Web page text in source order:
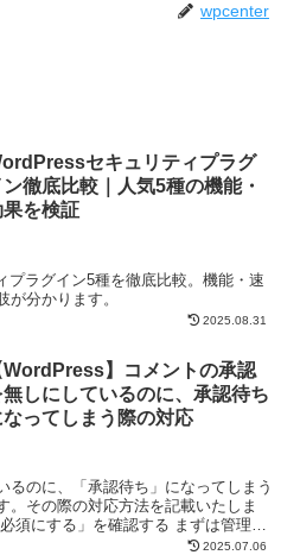
wpcenter
セキュリティプラグ
ン徹底比較｜人気5種の機能・
果を検証
プラグイン5種を徹底比較。機能・速
が分かります。
2025.08.31
WordPress】コメントの承認
無しにしているのに、承認待ち
なってしまう際の対応
るのに、「承認待ち」になってしまう
。その際の対応方法を記載いたしま
須にする」を確認する まずは管理画
に「設定」→「ディスカ... 2025.07.06